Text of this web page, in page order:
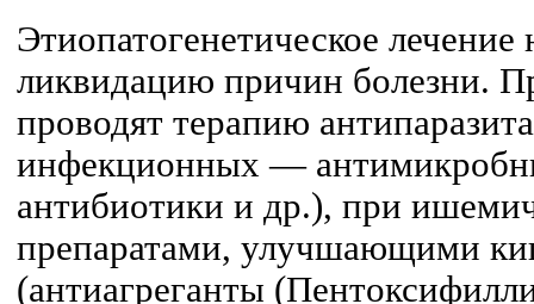
Этиопатогенетическое лечение
ликвидацию причин болезни.
проводят терапию
инфекционных —
антибиотики и др.), при
препаратами, улучшающими
(антиагреганты